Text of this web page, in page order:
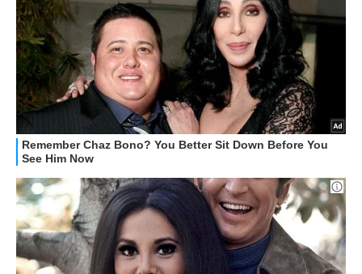
RECENSIONI